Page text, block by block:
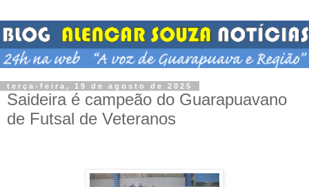
terça-feira, 19 de agosto de 2025
Saideira é campeão do Guarapuavano
de Futsal de Veteranos